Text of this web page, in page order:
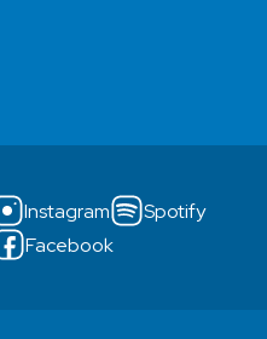
Instagram
Spotify
Facebook